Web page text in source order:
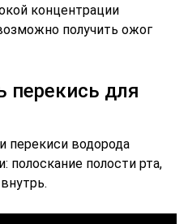
концентрации
получить ожог
перекись для
перекиси водорода
полоскание полости рта,